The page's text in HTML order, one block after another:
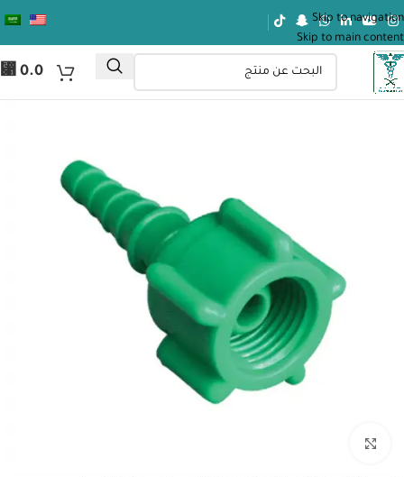
Skip to navigation
Skip to main content
⃁ 0.0